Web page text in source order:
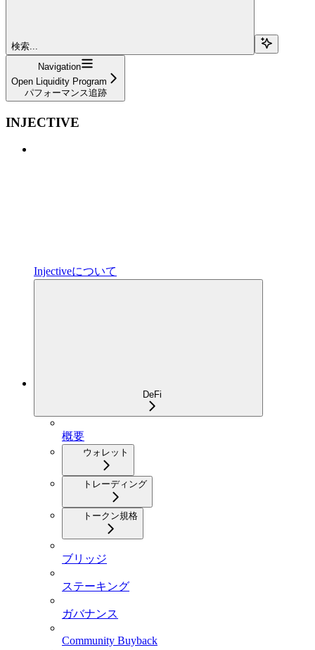
検索...
Navigation
Open Liquidity Program
パフォーマンス追跡
INJECTIVE
Injectiveについて
DeFi
概要
ウォレット
トレーディング
トークン規格
ブリッジ
ステーキング
ガバナンス
Community Buyback